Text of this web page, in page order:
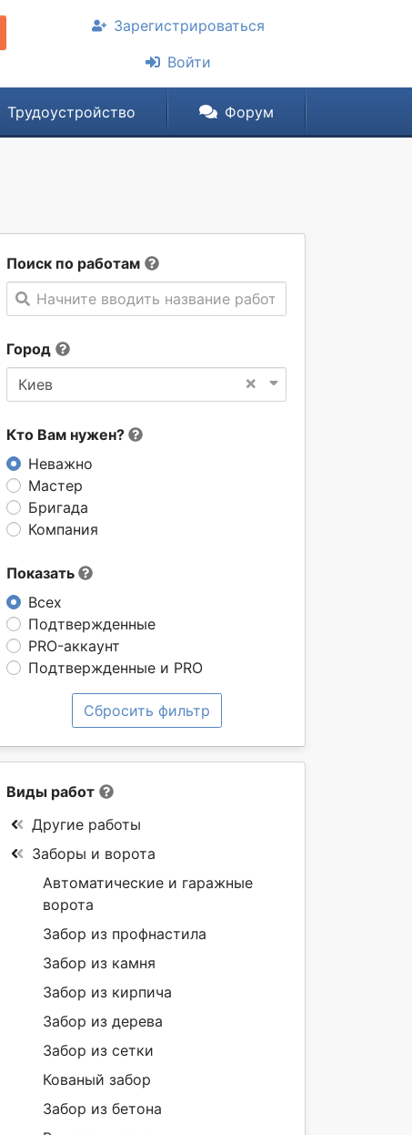
Зарегистрироваться
Войти
Трудоустройство Форум
Поиск по работам
Начните вводить название работы
Город
×
Киев
Кто Вам нужен?
Неважно
Мастер
Бригада
Компания
Показать
Всех
Подтвержденные
PRO-аккаунт
Подтвержденные и PRO
Сбросить фильтр
Виды работ
Другие работы
Заборы и ворота
Автоматические и гаражные
ворота
Забор из профнастила
Забор из камня
Забор из кирпича
Забор из дерева
Забор из сетки
Кованый забор
Забор из бетона